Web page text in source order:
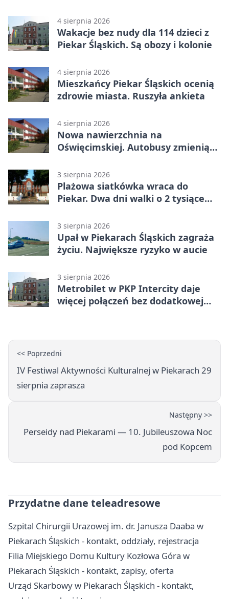
4 sierpnia 2026
Wakacje bez nudy dla 114 dzieci z
Piekar Śląskich. Są obozy i kolonie
4 sierpnia 2026
Mieszkańcy Piekar Śląskich ocenią
zdrowie miasta. Ruszyła ankieta
4 sierpnia 2026
Nowa nawierzchnia na
Oświęcimskiej. Autobusy zmienią
3 sierpnia 2026
Plażowa siatkówka wraca do
Piekar. Dwa dni walki o 2 tysiące
3 sierpnia 2026
Upał w Piekarach Śląskich zagraża
życiu. Największe ryzyko w aucie
3 sierpnia 2026
Metrobilet w PKP Intercity daje
więcej połączeń bez dodatkowej
<< Poprzedni
IV Festiwal Aktywności Kulturalnej w Piekarach 29
sierpnia zaprasza
Następny >>
Perseidy nad Piekarami — 10. Jubileuszowa Noc
pod Kopcem
Przydatne dane teleadresowe
Szpital Chirurgii Urazowej im. dr. Janusza Daaba w
Piekarach Śląskich - kontakt, oddziały, rejestracja
Filia Miejskiego Domu Kultury Kozłowa Góra w
Piekarach Śląskich - kontakt, zapisy, oferta
Urząd Skarbowy w Piekarach Śląskich - kontakt,